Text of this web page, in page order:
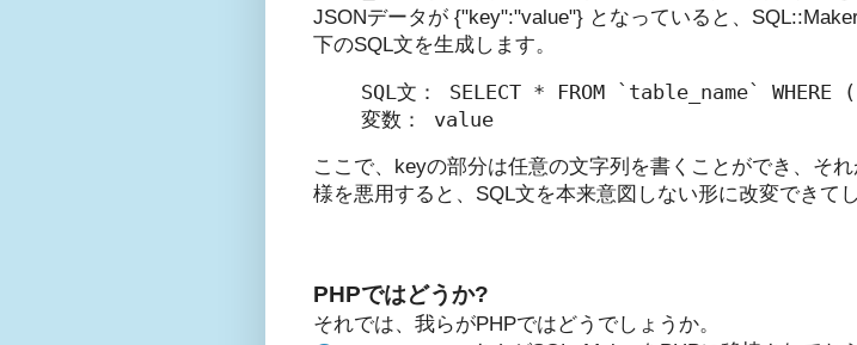
JSONデータが {"key":"value"} となっていると、
下のSQL文を生成します。
SQL文： SELECT * FROM `table_name` WHERE
ここで、keyの部分は任意の文字列を書くことができ、そ
様を悪用すると、SQL文を本来意図しない形に改変できて
PHPではどうか?
それでは、我らがPHPではどうでしょうか。